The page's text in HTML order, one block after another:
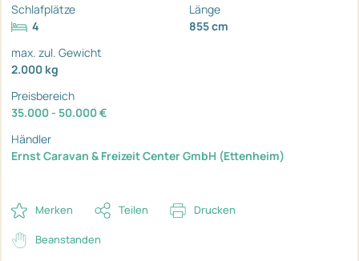
Schlafplätze
4
Länge
855 cm
max. zul. Gewicht
2.000 kg
Preisbereich
35.000 - 50.000 €
Händler
Ernst Caravan & Freizeit Center GmbH (Ettenheim)
Merken Teilen Drucken
Beanstanden